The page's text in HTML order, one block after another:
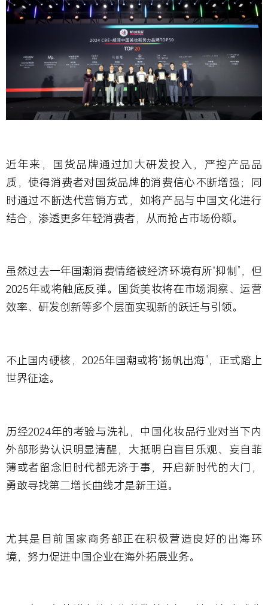
近年来，国货品牌通过加大研发投入，严控产品品
质，使得消费者对国货品牌的消费信心不断增强；同
时通过不断迭代营销方式，如将产品与中国文化进行
结合，渗透更多年轻消费者，从而抢占市场份额。
虽然过去一年国潮消费情绪被经济环境有所“抑制”，但
2025年或将触底反弹。国货美妆将在市场洞察、运营
效率、研发创新等多个层面实现新的跃迁与引领。
不止国内硬核，2025年国潮或将“扬帆出海”，正式踏上
世界征途。
历经2024年的考验与洗礼，中国化妆品行业对当下内
外部形势认识明显清醒，大抵明白盲目乐观、妄自菲
薄或者留念旧时代都无济于事，开启新时代的大门，
勇敢寻找第二增长曲线才是新王道。
尤其是目前国家商务部正在积极营造良好的出海环
境，努力促进中国企业在海外拓展业务。